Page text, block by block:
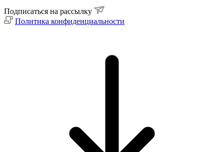
Подписаться на рассылку
Политика конфиденциальности